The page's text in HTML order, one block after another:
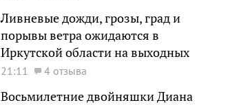
Ливневые дожди, грозы, град и
порывы ветра ожидаются в
Иркутской области на выходных
21:11 4 отзыва
Восьмилетние двойняшки Диана